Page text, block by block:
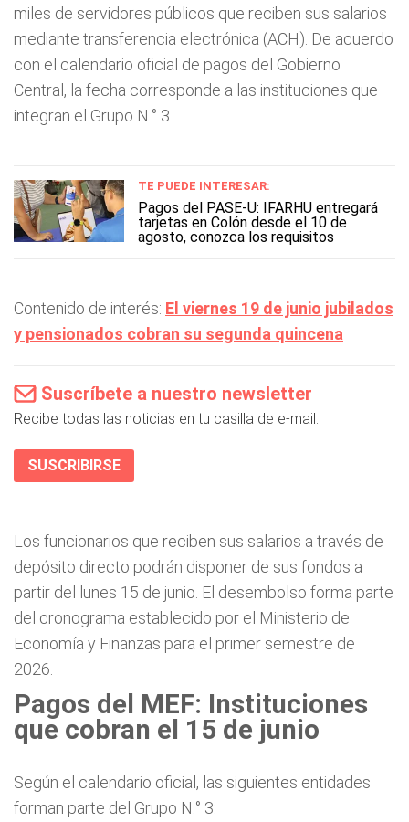
miles de servidores públicos que reciben sus salarios
mediante transferencia electrónica (ACH). De acuerdo
con el calendario oficial de pagos del Gobierno
Central, la fecha corresponde a las instituciones que
integran el Grupo N.° 3.
TE PUEDE INTERESAR:
Pagos del PASE-U: IFARHU entregará
tarjetas en Colón desde el 10 de
agosto, conozca los requisitos
Contenido de interés: El viernes 19 de junio jubilados
y pensionados cobran su segunda quincena
Suscríbete a nuestro newsletter
Recibe todas las noticias en tu casilla de e-mail.
SUSCRIBIRSE
Los funcionarios que reciben sus salarios a través de
depósito directo podrán disponer de sus fondos a
partir del lunes 15 de junio. El desembolso forma parte
del cronograma establecido por el Ministerio de
Economía y Finanzas para el primer semestre de
2026.
Pagos del MEF: Instituciones
que cobran el 15 de junio
Según el calendario oficial, las siguientes entidades
forman parte del Grupo N.° 3: